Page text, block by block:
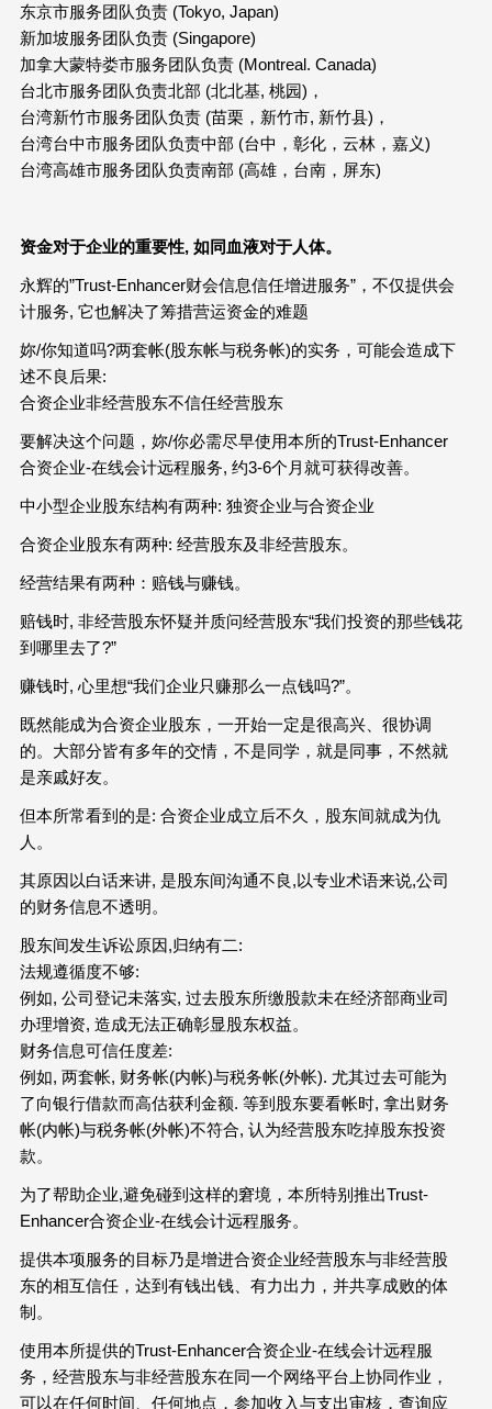
东京市服务团队负责 (Tokyo, Japan)
新加坡服务团队负责 (Singapore)
加拿大蒙特娄市服务团队负责 (Montreal. Canada)
台北市服务团队负责北部 (北北基, 桃园)，
台湾新竹市服务团队负责 (苗栗，新竹市, 新竹县)，
台湾台中市服务团队负责中部 (台中，彰化，云林，嘉义)
台湾高雄市服务团队负责南部 (高雄，台南，屏东)
资金对于企业的重要性, 如同血液对于人体。
永辉的”Trust-Enhancer财会信息信任增进服务”，不仅提供会
计服务, 它也解决了筹措营运资金的难题
妳/你知道吗?两套帐(股东帐与税务帐)的实务，可能会造成下
述不良后果:
合资企业非经营股东不信任经营股东
要解决这个问题，妳/你必需尽早使用本所的Trust-Enhancer
合资企业-在线会计远程服务, 约3-6个月就可获得改善。
中小型企业股东结构有两种: 独资企业与合资企业
合资企业股东有两种: 经营股东及非经营股东。
经营结果有两种：赔钱与赚钱。
赔钱时, 非经营股东怀疑并质问经营股东“我们投资的那些钱花
到哪里去了?”
赚钱时, 心里想“我们企业只赚那么一点钱吗?”。
既然能成为合资企业股东，一开始一定是很高兴、很协调
的。大部分皆有多年的交情，不是同学，就是同事，不然就
是亲戚好友。
但本所常看到的是: 合资企业成立后不久，股东间就成为仇
人。
其原因以白话来讲, 是股东间沟通不良,以专业术语来说,公司
的财务信息不透明。
股东间发生诉讼原因 ,归纳有二:
法规遵循度不够:
例如, 公司登记未落实, 过去股东所缴股款未在经济部商业司
办理增资, 造成无法正确彰显股东权益。
财务信息可信任度差:
例如, 两套帐, 财务帐(内帐)与税务帐(外帐). 尤其过去可能为
了向银行借款而高估获利金额. 等到股东要看帐时, 拿出财务
帐(内帐)与税务帐(外帐)不符合, 认为经营股东吃掉股东投资
款。
为了帮助企业,避免碰到这样的窘境，本所特别推出Trust-
Enhancer合资企业-在线会计远程服务。
提供本项服务的目标乃是增进合资企业经营股东与非经营股
东的相互信任，达到有钱出钱、有力出力，并共享成败的体
制。
使用本所提供的Trust-Enhancer合资企业-在线会计远程服
务，经营股东与非经营股东在同一个网络平台上协同作业，
可以在任何时间、任何地点，参加收入与支出审核，查询应